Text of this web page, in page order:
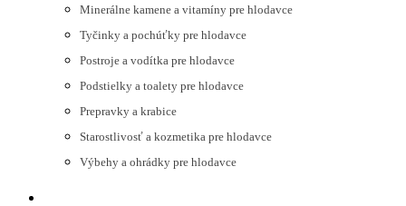
Minerálne kamene a vitamíny pre hlodavce
Tyčinky a pochúťky pre hlodavce
Postroje a vodítka pre hlodavce
Podstielky a toalety pre hlodavce
Prepravky a krabice
Starostlivosť a kozmetika pre hlodavce
Výbehy a ohrádky pre hlodavce